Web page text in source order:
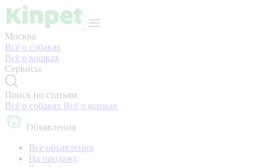
Москва
Всё о собаках
Всё о кошках
Сервисы
Поиск по статьям
Всё о собаках Всё о кошках
Объявления
Все объявления
На продажу